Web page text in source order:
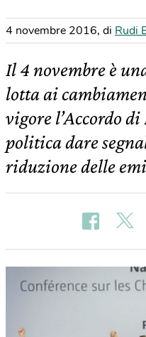
4 novembre 2016, di Rudi
Il 4 novembre è
lotta ai
vigore l’Accordo
politica dare
riduzione delle